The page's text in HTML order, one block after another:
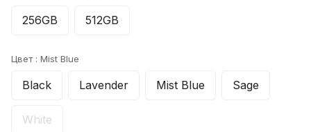
256GB 512GB
Цвет : Mist Blue
Black Lavender Mist Blue Sage
White